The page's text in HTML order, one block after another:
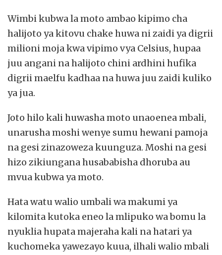
Wimbi kubwa la moto ambao kipimo cha
halijoto ya kitovu chake huwa ni zaidi ya digrii
milioni moja kwa vipimo vya Celsius, hupaa
juu angani na halijoto chini ardhini hufika
digrii maelfu kadhaa na huwa juu zaidi kuliko
ya jua.
Joto hilo kali huwasha moto unaoenea mbali,
unarusha moshi wenye sumu hewani pamoja
na gesi zinazoweza kuunguza. Moshi na gesi
hizo zikiungana husababisha dhoruba au
mvua kubwa ya moto.
Hata watu walio umbali wa makumi ya
kilomita kutoka eneo la mlipuko wa bomu la
nyuklia hupata majeraha kali na hatari ya
kuchomeka yawezayo kuua, ilhali walio mbali